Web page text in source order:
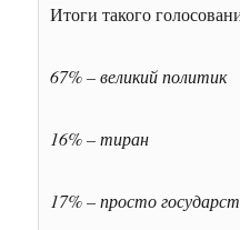
Итоги такого
67% – великий политик
16% – тиран
17% – просто